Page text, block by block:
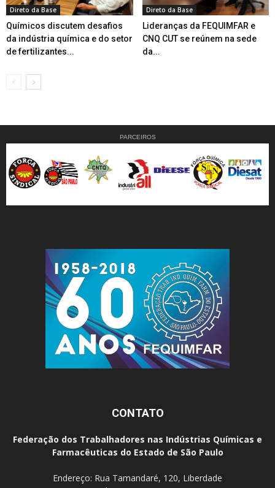
Direto da Base
Químicos discutem desafios
da indústria química e do setor
de fertilizantes...
Direto da Base
Lideranças da FEQUIMFAR e
CNQ CUT se reúnem na sede
da...
PARCEIROS
CONTATO
Federação dos Trabalhadores nas Indústrias Químicas e
Farmacêuticas do Estado de São Paulo
Endereço: Rua Tamandaré, 120, Liberdade